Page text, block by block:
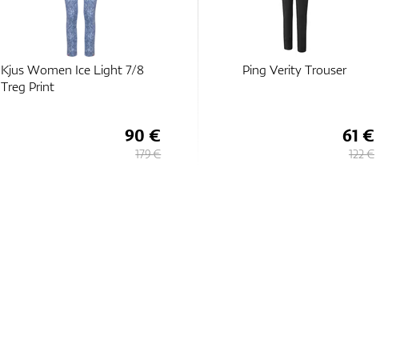
Kjus Women Ice Light 7/8
Treg Print
90 €
179 €
Ping Verity Trouser
61 €
122 €